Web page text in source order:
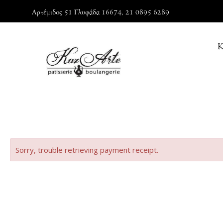
Αρτέμιδος 51 Γλυφάδα 16674, 21 0895 6289
Sorry, trouble retrieving payment receipt.